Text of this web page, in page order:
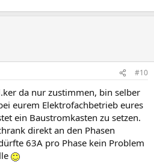
#10
da nur zustimmen, bin selber
eurem Elektrofachbetrieb eures
ein Baustromkasten zu setzen.
direkt an den Phasen
63A pro Phase kein Problem